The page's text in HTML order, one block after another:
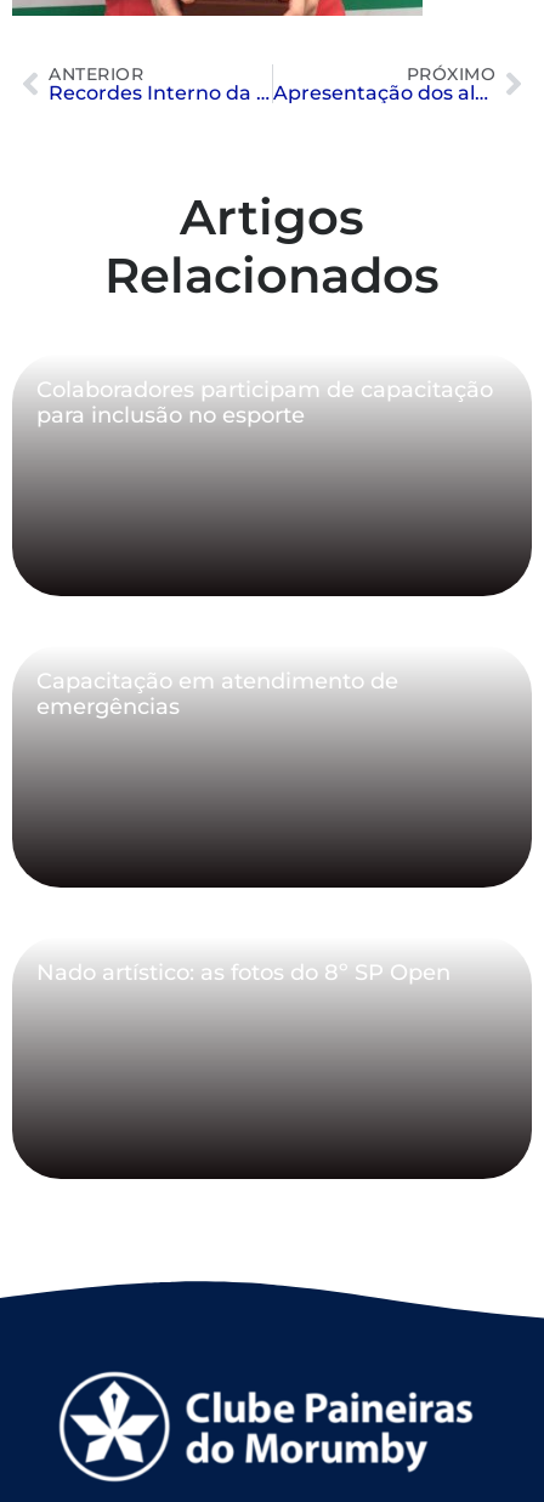
ANTERIOR
Recordes Interno da Natação
PRÓXIMO
Apresentação dos alunos de Canto e Técnica Vocal
Artigos
Relacionados
Colaboradores participam de capacitação
para inclusão no esporte
Capacitação em atendimento de
emergências
Nado artístico: as fotos do 8º SP Open